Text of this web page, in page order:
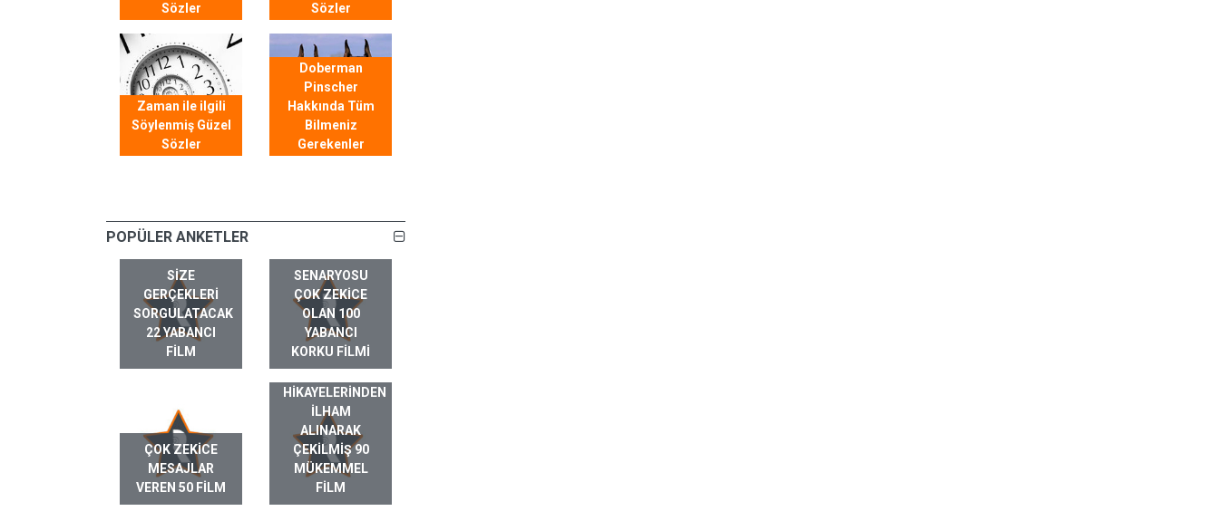
Sözler
Sözler
Zaman ile ilgili
Söylenmiş Güzel
Sözler
Doberman
Pinscher
Hakkında Tüm
Bilmeniz
Gerekenler
POPÜLER ANKETLER
SIZE
GERÇEKLERI
SORGULATACAK
22 YABANCI
FILM
SENARYOSU
ÇOK ZEKICE
OLAN 100
YABANCI
KORKU FILMI
ÇOK ZEKICE
MESAJLAR
VEREN 50 FILM
GERÇEK HAYAT
HIKAYELERINDEN
ILHAM
ALINARAK
ÇEKILMIŞ 90
MÜKEMMEL
FILM